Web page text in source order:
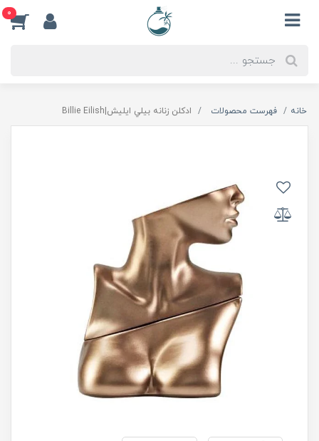
0
خانه فهرست محصولات ادكلن زنانه بيلي ايليش|Billie Eilish